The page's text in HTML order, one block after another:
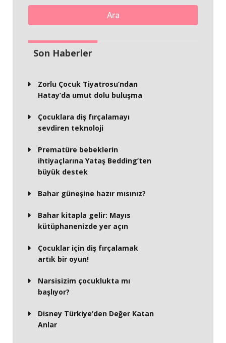
Ara
Son Haberler
Zorlu Çocuk Tiyatrosu’ndan
Hatay’da umut dolu buluşma
Çocuklara diş fırçalamayı
sevdiren teknoloji
Prematüre bebeklerin
ihtiyaçlarına Yataş Bedding’ten
büyük destek
Bahar güneşine hazır mısınız?
Bahar kitapla gelir: Mayıs
kütüphanenizde yer açın
Çocuklar için diş fırçalamak
artık bir oyun!
Narsisizim çocuklukta mı
başlıyor?
Disney Türkiye’den Değer Katan
Anlar